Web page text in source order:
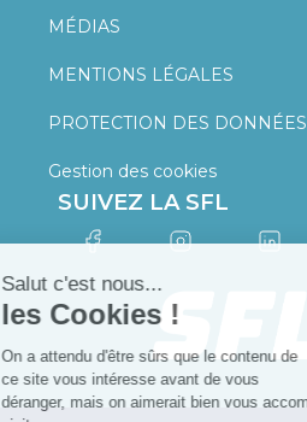
MÉDIAS
MENTIONS LÉGALES
PROTECTION DES DONNÉES
Gestion des cookies
SUIVEZ LA SFL